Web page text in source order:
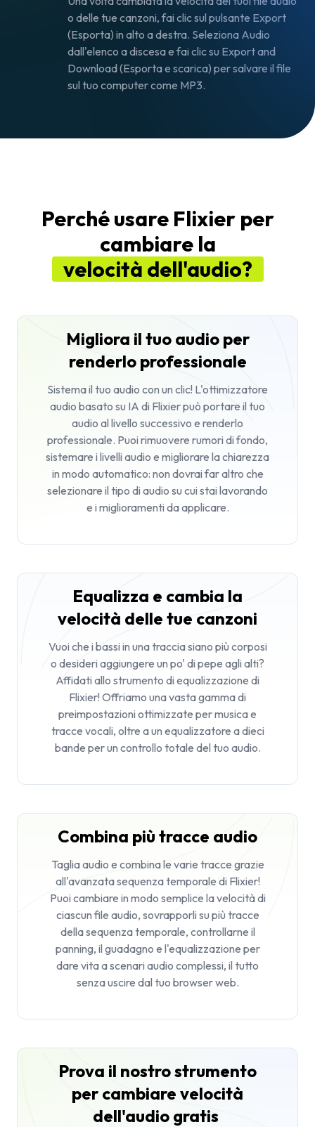
o delle tue canzoni, fai clic sul pulsante Export
(Esporta) in alto a destra. Seleziona Audio
dall'elenco a discesa e fai clic su Export and
Download(Esporta e scarica) per salvare il file
sul tuo computer come MP3.
Perché usare Flixier per
cambiare la
velocità dell'audio?
Migliora il tuo audio per
renderlo professionale
Sistema il tuo audio con un clic! L'ottimizzatore
audio basato su IA di Flixier può portare il tuo
audio al livello successivo e renderlo
professionale. Puoi rimuovere rumori di fondo,
sistemare i livelli audio e migliorare la chiarezza
in modo automatico: non dovrai far altro che
selezionare il tipo di audio su cui stai lavorando
e i miglioramenti da applicare.
Equalizza e cambia la
velocità delle tue canzoni
Vuoi che i bassi in una traccia siano più corposi
o desideri aggiungere un po' di pepe agli alti?
Affidati allo strumento di equalizzazione di
Flixier! Offriamo una vasta gamma di
preimpostazioni ottimizzate per musica e
tracce vocali, oltre a un equalizzatore a dieci
bande per un controllo totale del tuo audio.
Combina più tracce audio
Taglia audio e combina le varie tracce grazie
all'avanzata sequenza temporale di Flixier!
Puoi cambiare in modo semplice la velocità di
ciascun file audio, sovrapporli su più tracce
della sequenza temporale, controllarne il
panning, il guadagno e l'equalizzazione per
dare vita a scenari audio complessi, il tutto
senza uscire dal tuo browser web.
Prova il nostro strumento
per cambiare velocità
dell'audio gratis